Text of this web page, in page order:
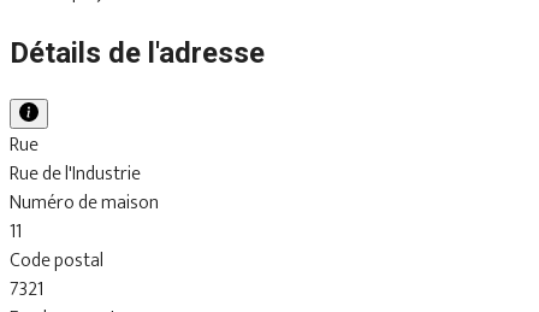
Détails de l'adresse
Rue
Rue de l'Industrie
Numéro de maison
11
Code postal
7321